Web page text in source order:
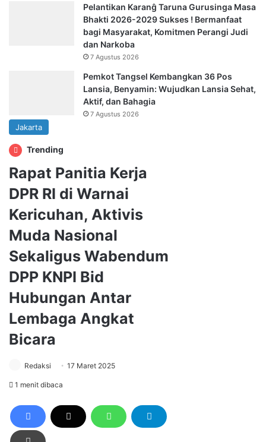
Pelantikan Karanĝ Taruna Gurusinga Masa
Bhakti 2026-2029 Sukses ! Bermanfaat
bagi Masyarakat, Komitmen Perangi Judi
dan Narkoba
7 Agustus 2026
Pemkot Tangsel Kembangkan 36 Pos
Lansia, Benyamin: Wujudkan Lansia Sehat,
Aktif, dan Bahagia
7 Agustus 2026